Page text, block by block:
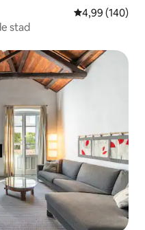
Gemiddelde
4,99 (140)
de stad